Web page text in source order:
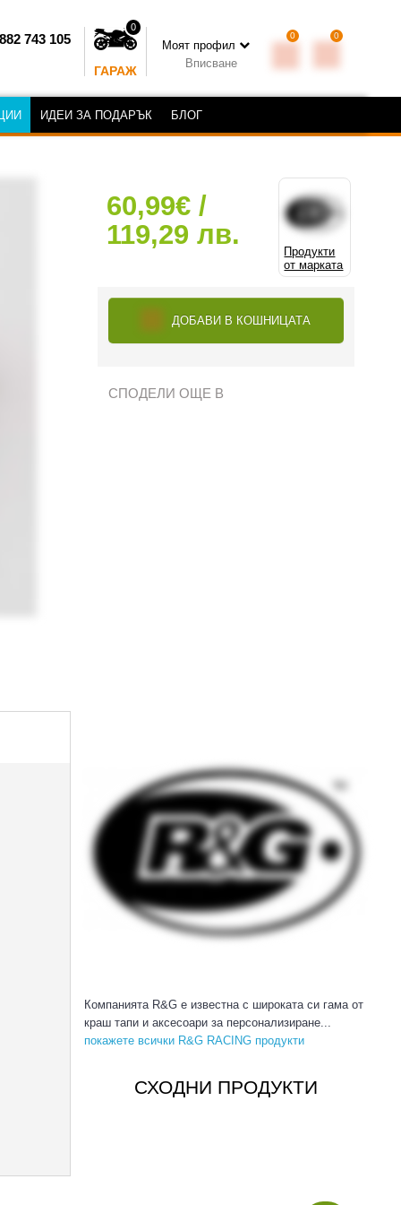
743 105
0
ГАРАЖ
Моят профил
Вписване
0 0
ИДЕИ ЗА ПОДАРЪК БЛОГ
Продукти
от марката
60,99€ /
119,29 лв.
ДОБАВИ В КОШНИЦАТА
СПОДЕЛИ ОЩЕ В
Компанията R&G е известна с широката си гама от
краш тапи и аксесоари за персонализиране...
покажете всички R&G RACING продукти
СХОДНИ ПРОДУКТИ